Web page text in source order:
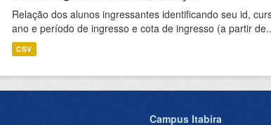
Relação dos alunos ingressantes identificando seu id,
ano e período de ingresso e cota de ingresso (a partir
CSV
Campus Itabira